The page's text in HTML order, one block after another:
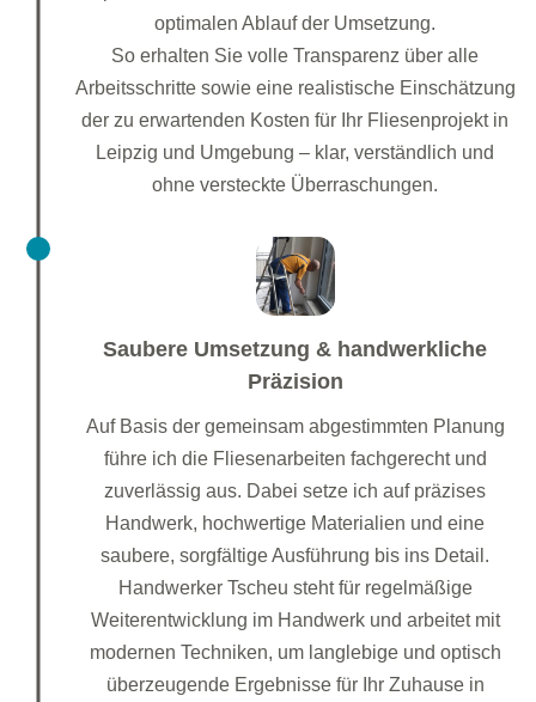
optimalen Ablauf der Umsetzung.
So erhalten Sie volle Transparenz über alle
Arbeitsschritte sowie eine realistische Einschätzung
der zu erwartenden Kosten für Ihr Fliesenprojekt in
Leipzig und Umgebung – klar, verständlich und
ohne versteckte Überraschungen.
Saubere Umsetzung & handwerkliche
Präzision
Auf Basis der gemeinsam abgestimmten Planung
führe ich die Fliesenarbeiten fachgerecht und
zuverlässig aus. Dabei setze ich auf präzises
Handwerk, hochwertige Materialien und eine
saubere, sorgfältige Ausführung bis ins Detail.
Handwerker Tscheu steht für regelmäßige
Weiterentwicklung im Handwerk und arbeitet mit
modernen Techniken, um langlebige und optisch
überzeugende Ergebnisse für Ihr Zuhause in